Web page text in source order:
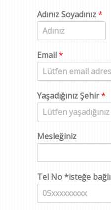
Adınız Soyadınız*
d
Email*
Yaşadığınız Şehir*
Mesleğiniz
Tel No *isteğe bağlı